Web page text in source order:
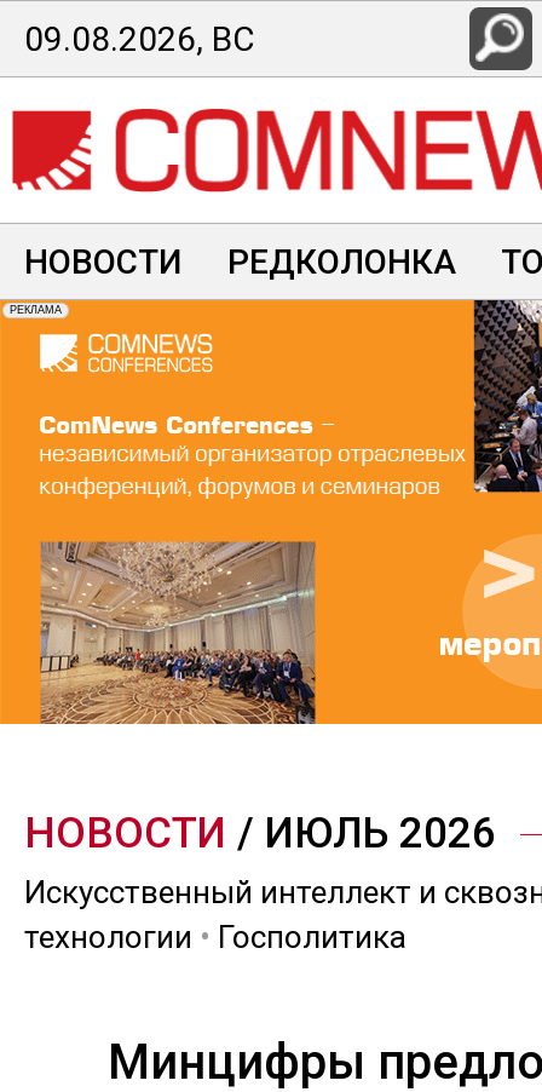
Перейти
к
основному
содержанию
09.08.2026, ВС
НОВОСТИ РЕДКОЛОНКА
НОВОСТИ / ИЮЛЬ 2026
Искусственный интеллект и
технологии • Госполитика
Минцифры